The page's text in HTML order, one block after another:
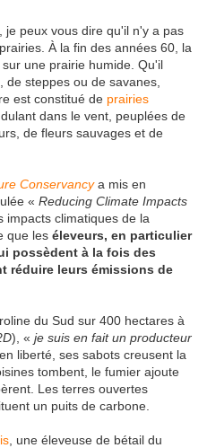
je peux vous dire qu'il n'y a pas
À la fin des années 60, la
une prairie humide. Qu'il
steppes ou de savanes,
est constitué de prairies
dans le vent, peuplées de
de fleurs sauvages et de
Conservancya mis en
« Reducing Climate Impacts
impacts climatiques de la
que les éleveurs, en particulier
possèdent à la fois des
réduire leurs émissions de
du Sud sur 400 hectares à
), « je suis en fait un producteur
liberté, ses sabots creusent la
tombent, le fumier ajoute
Les terres ouvertes
un puits de carbone.
, une éleveuse de bétail du